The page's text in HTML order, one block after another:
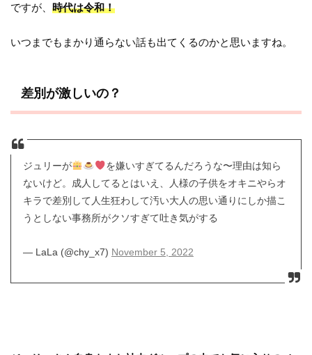
ですが、時代は令和！
いつまでもまかり通らない話も出てくるのかと思いますね。
差別が激しいの？
ジュリーが
を嫌いすぎてるんだろうな〜理由は知ら
ないけど。成人してるとはいえ、人様の子供をオキニやらオ
キラで差別して人生狂わして汚い大人の思い通りにしか描こ
うとしない事務所がクソすぎて吐き気がする
— LaLa (@chy_x7) November 5, 2022